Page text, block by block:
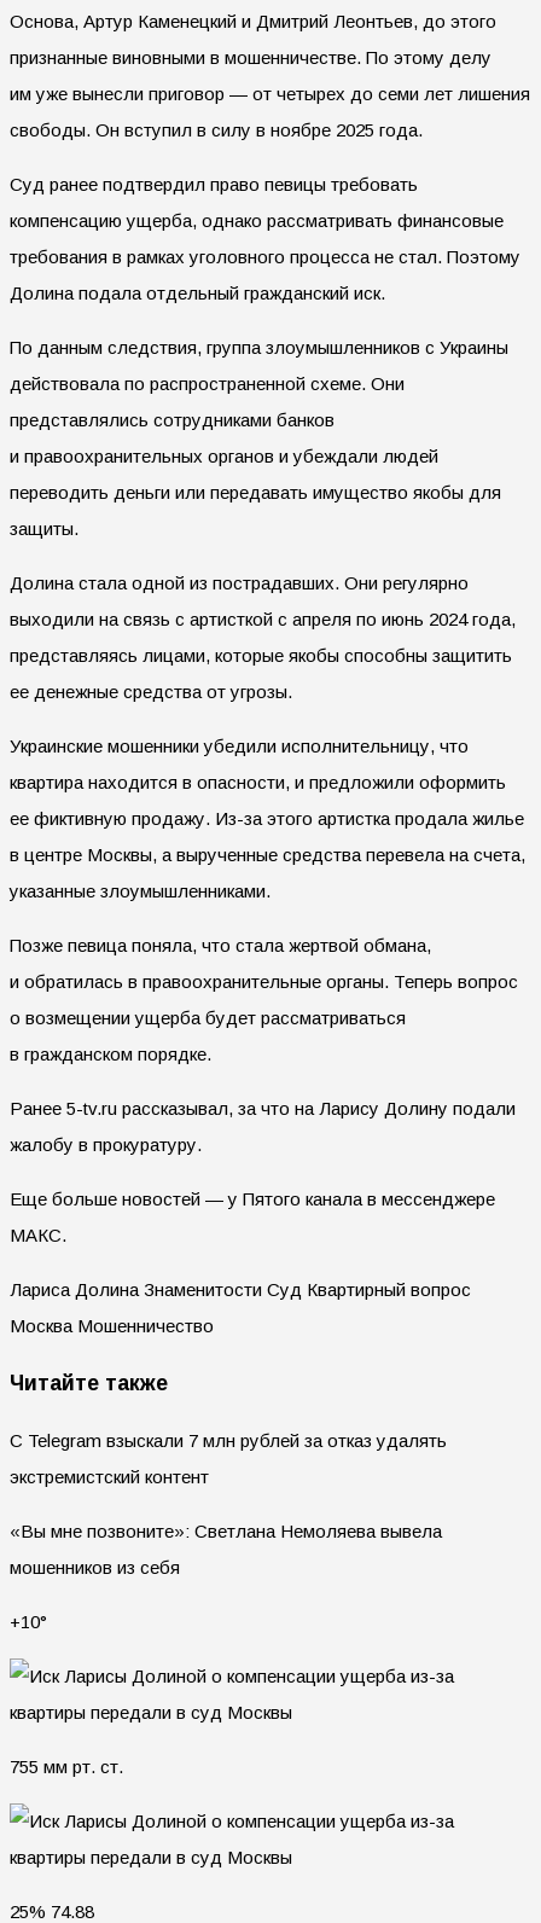
Основа, Артур Каменецкий и Дмитрий Леонтьев, до этого
признанные виновными в мошенничестве. По этому делу
им уже вынесли приговор — от четырех до семи лет лишения
свободы. Он вступил в силу в ноябре 2025 года.
Суд ранее подтвердил право певицы требовать
компенсацию ущерба, однако рассматривать финансовые
требования в рамках уголовного процесса не стал. Поэтому
Долина подала отдельный гражданский иск.
По данным следствия, группа злоумышленников с Украины
действовала по распространенной схеме. Они
представлялись сотрудниками банков
и правоохранительных органов и убеждали людей
переводить деньги или передавать имущество якобы для
защиты.
Долина стала одной из пострадавших. Они регулярно
выходили на связь с артисткой с апреля по июнь 2024 года,
представляясь лицами, которые якобы способны защитить
ее денежные средства от угрозы.
Украинские мошенники убедили исполнительницу, что
квартира находится в опасности, и предложили оформить
ее фиктивную продажу. Из-за этого артистка продала жилье
в центре Москвы, а вырученные средства перевела на счета,
указанные злоумышленниками.
Позже певица поняла, что стала жертвой обмана,
и обратилась в правоохранительные органы. Теперь вопрос
о возмещении ущерба будет рассматриваться
в гражданском порядке.
Ранее 5-tv.ru рассказывал, за что на Ларису Долину подали
жалобу в прокуратуру.
Еще больше новостей — у Пятого канала в мессенджере
МАКС.
Лариса Долина Знаменитости Суд Квартирный вопрос
Москва Мошенничество
Читайте также
С Telegram взыскали 7 млн рублей за отказ удалять
экстремистский контент
«Вы мне позвоните»: Светлана Немоляева вывела
мошенников из себя
+10°
755 мм рт. ст.
25% 74.88